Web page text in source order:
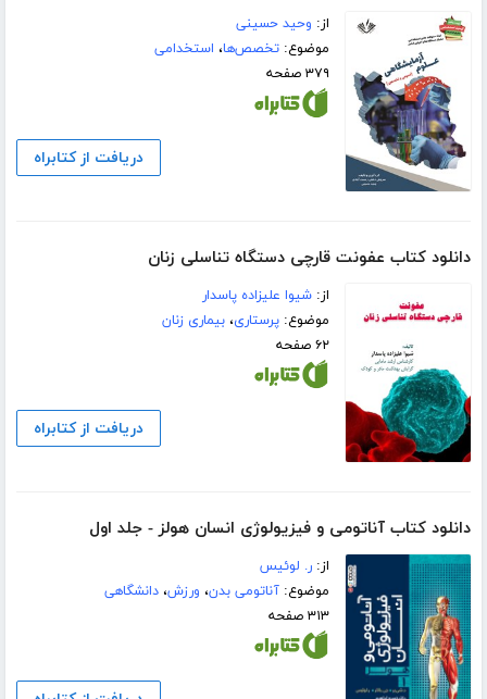
از: وحید حسینی
موضوع:تخصص‌ها، استخدامی
۳۷۹ صفحه
دریافت از کتابراه
دانلود کتاب عفونت قارچی دستگاه تناسلی زنان
از:شیوا علیزاده پاسدار
موضوع:پرستاری،بیماری زنان
۶۲ صفحه
دریافت از کتابراه
دانلود کتاب آناتومی و فیزیولوژی انسان هولز - جلد اول
از:ر. لوئیس
موضوع:آناتومی بدن، ورزش،دانشگاهی
۳۱۳ صفحه